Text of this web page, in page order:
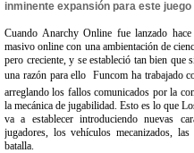
inminente expansión para este
Cuando Anarchy Online fue lanzado
masivo online con una ambientación de
pero creciente, y se estableció tan bien
una razón para ello  Funcom ha trabajado
arreglando los fallos comunicados por la
la mecánica de jugabilidad. Esto es lo que
va a establecer introduciendo nuevas
jugadores, los vehículos mecanizados,
batalla.